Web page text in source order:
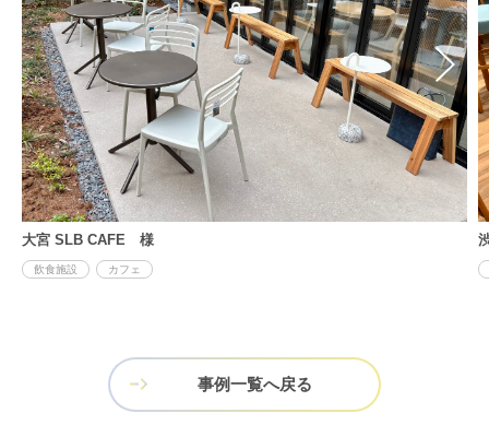
大宮 SLB CAFE 様
飲食施設 カフェ
事例一覧へ戻る